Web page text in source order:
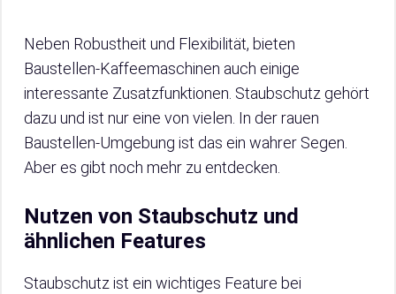
Neben Robustheit und Flexibilität, bieten
Baustellen-Kaffeemaschinen auch einige
interessante Zusatzfunktionen. Staubschutz gehört
dazu und ist nur eine von vielen. In der rauen
Baustellen-Umgebung ist das ein wahrer Segen.
Aber es gibt noch mehr zu entdecken.
Nutzen von Staubschutz und
ähnlichen Features
Staubschutz ist ein wichtiges Feature bei